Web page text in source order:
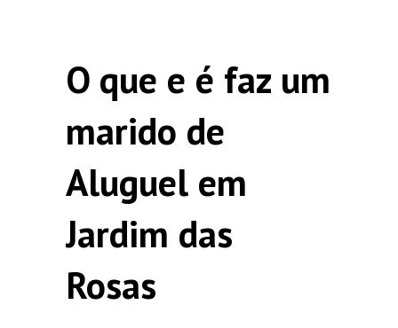
O que e é faz um
marido de
Aluguel em
Jardim das
Rosas